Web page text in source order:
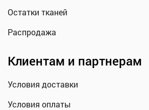
Остатки тканей
Распродажа
Клиентам и партнерам
Условия доставки
Условия оплаты